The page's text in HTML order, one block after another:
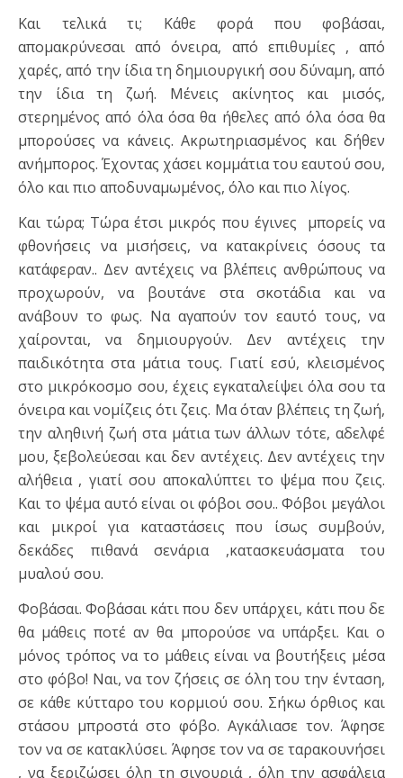
Και τελικά τι; Κάθε φορά που φοβάσαι,
απομακρύνεσαι από όνειρα, από επιθυμίες , από
χαρές, από την ίδια τη δημιουργική σου δύναμη, από
την ίδια τη ζωή. Μένεις ακίνητος και μισός,
στερημένος από όλα όσα θα ήθελες από όλα όσα θα
μπορούσες να κάνεις. Ακρωτηριασμένος και δήθεν
ανήμπορος. Έχοντας χάσει κομμάτια του εαυτού σου,
όλο και πιο αποδυναμωμένος, όλο και πιο λίγος.
Και τώρα; Τώρα έτσι μικρός που έγινες μπορείς να
φθονήσεις να μισήσεις, να κατακρίνεις όσους τα
κατάφεραν.. Δεν αντέχεις να βλέπεις ανθρώπους να
προχωρούν, να βουτάνε στα σκοτάδια και να
ανάβουν το φως. Να αγαπούν τον εαυτό τους, να
χαίρονται, να δημιουργούν. Δεν αντέχεις την
παιδικότητα στα μάτια τους. Γιατί εσύ, κλεισμένος
στο μικρόκοσμο σου, έχεις εγκαταλείψει όλα σου τα
όνειρα και νομίζεις ότι ζεις. Μα όταν βλέπεις τη ζωή,
την αληθινή ζωή στα μάτια των άλλων τότε, αδελφέ
μου, ξεβολεύεσαι και δεν αντέχεις. Δεν αντέχεις την
αλήθεια , γιατί σου αποκαλύπτει το ψέμα που ζεις.
Και το ψέμα αυτό είναι οι φόβοι σου.. Φόβοι μεγάλοι
και μικροί για καταστάσεις που ίσως συμβούν,
δεκάδες πιθανά σενάρια ,κατασκευάσματα του
μυαλού σου.
Φοβάσαι. Φοβάσαι κάτι που δεν υπάρχει, κάτι που δε
θα μάθεις ποτέ αν θα μπορούσε να υπάρξει. Και ο
μόνος τρόπος να το μάθεις είναι να βουτήξεις μέσα
στο φόβο! Ναι, να τον ζήσεις σε όλη του την ένταση,
σε κάθε κύτταρο του κορμιού σου. Σήκω όρθιος και
στάσου μπροστά στο φόβο. Αγκάλιασε τον. Άφησε
τον να σε κατακλύσει. Άφησε τον να σε ταρακουνήσει
, να ξεριζώσει όλη τη σιγουριά , όλη την ασφάλεια